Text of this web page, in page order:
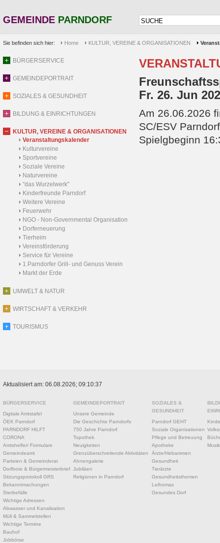
GEMEINDE PARNDORF
Sie befinden sich hier: Home KULTUR, VEREINE & ORGANISATIONEN
BÜRGERSERVICE
GEMEINDEPORTRAIT
SOZIALES & GESUNDHEIT
BILDUNG & EINRICHTUNGEN
KULTUR, VEREINE & ORGANISATIONEN
Veranstaltungskalender
Kulturvereine
Sportvereine
Soziale Vereine
Naturvereine
"das Wurzelwerk"
Kinderfreunde Parndorf
Weitere Vereine
Feuerwehr
NGO - Non-Governmental Organisation
Dorferneuerung
Tierheim
Vereinsförderung
Service für Vereine
1.Parndorfer Grill- und Genuss Verein
Markt der Erde
UMWELT & NATUR
WIRTSCHAFT & VERKEHR
TOURISMUS
Fr. 26. Jun
Am 26.06.2026
SC/ESV
Spielgbeginn
Aktualisiert am: 06.08.2026; 09:10:37
BÜRGERSERVICE
Digitale Amtstafel
ÖEK Parndorf
PARNDORF HILFT
CORONA
Amtshelfer/ Formulare
Gemeindeamt
Parteien & Gemeinderat
Dorfbote & Bürgermeisterbrief
Sitzungsprotokoll GRS
Bekanntmachungen
Sterbefälle
Wichtige Adressen
Abwasser und Kanalisation
Müll & Sammelstellen
Wichtige Termine
Bauhof
Jobbörse
GEMEINDEPORTRAIT
Unsere Gemeinde
Die Geschichte Parndorfs
750 Jahre Parndorf
Topothek
Neuigkeiten
Grenzüberschreitende Aktivitäten
Ahnengalerie
Jubiläen
Religionen in Parndorf
SOZIALES &
GESUNDHEIT
Parndorf GEHT
Soziale Organisationen
Pflege und Betreuung
Apotheke
Ärzte/Hebammen
Gesundheit
Tierärzte
Gesundheitsthemen
Leihomas
Gesundes Dorf